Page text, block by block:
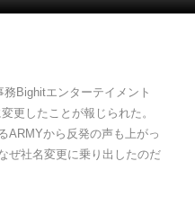
Bighitエンターテイメント
更したことが報じられた。
ARMYから反発の声も上がっ
ぜ社名変更に乗り出したのだ